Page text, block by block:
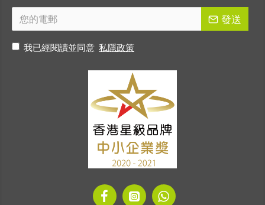
發送
我已經閱讀並同意 私隱政策